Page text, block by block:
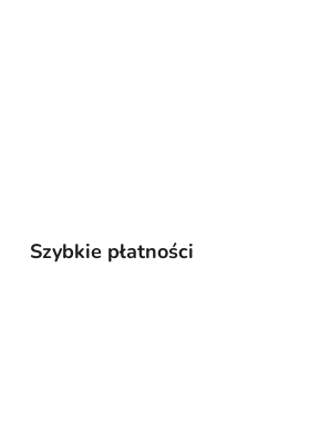
Szybkie płatności